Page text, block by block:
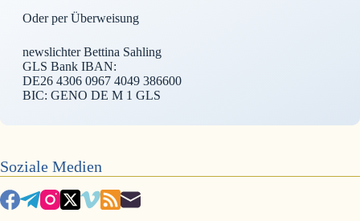
Oder per Überweisung
newslichter Bettina Sahling
GLS Bank IBAN:
DE26 4306 0967 4049 386600
BIC: GENO DE M 1 GLS
Soziale Medien